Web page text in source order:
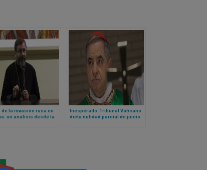
de la invasión rusa en
un análisis desde la
Inesperado: Tribunal Vaticano
dicta nulidad parcial de juicio